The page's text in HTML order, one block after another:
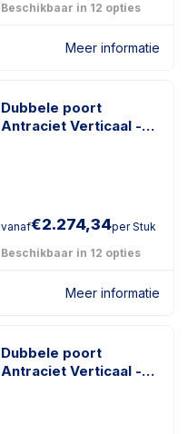
Beschikbaar in 12 opties
Meer informatie
Dubbele poort
Antraciet Verticaal -
vanaf€2.274,34per Stuk
Beschikbaar in 12 opties
Meer informatie
Dubbele poort
Antraciet Verticaal -